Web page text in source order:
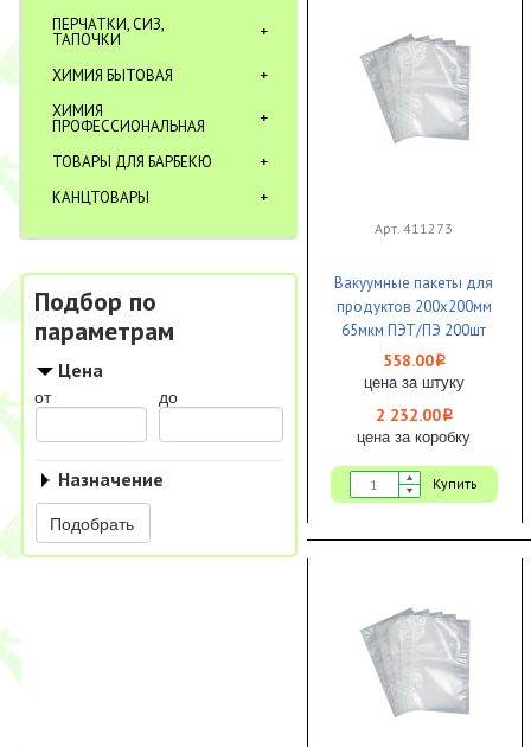
ПЕРЧАТКИ, СИЗ,
ТАПОЧКИ
ХИМИЯ БЫТОВАЯ
ХИМИЯ
ПРОФЕССИОНАЛЬНАЯ
ТОВАРЫ ДЛЯ БАРБЕКЮ
КАНЦТОВАРЫ
Подбор по
параметрам
Цена
от до
Назначение
Подобрать
Арт. 411273
Вакуумные пакеты для
продуктов 200х200мм
65мкм ПЭТ/ПЭ 200шт
1/20
558.00i
цена за штуку
2 232.00i
цена за коробку
Купить